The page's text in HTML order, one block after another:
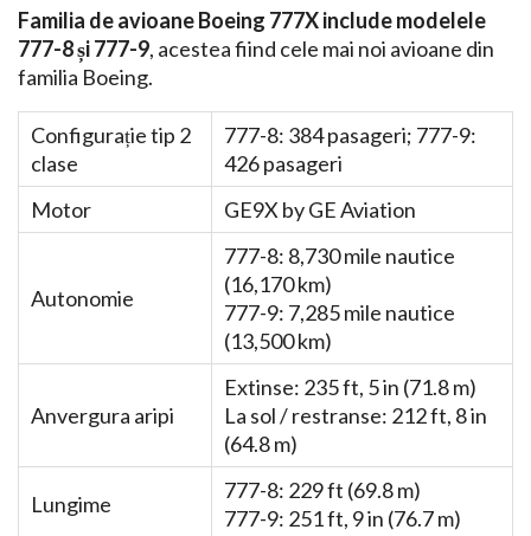
Familia de avioane Boeing 777X include modelele
777-8 și 777-9, acestea fiind cele mai noi avioane din
familia Boeing.
Configurație tip 2
clase
777-8: 384 pasageri; 777-9:
426 pasageri
Motor
GE9X by GE Aviation
Autonomie
777-8: 8,730 mile nautice
(16,170 km)
777-9: 7,285 mile nautice
(13,500 km)
Anvergura aripi
Extinse: 235 ft, 5 in (71.8 m)
La sol / restranse: 212 ft, 8 in
(64.8 m)
Lungime
777-8: 229 ft (69.8 m)
777-9: 251 ft, 9 in (76.7 m)